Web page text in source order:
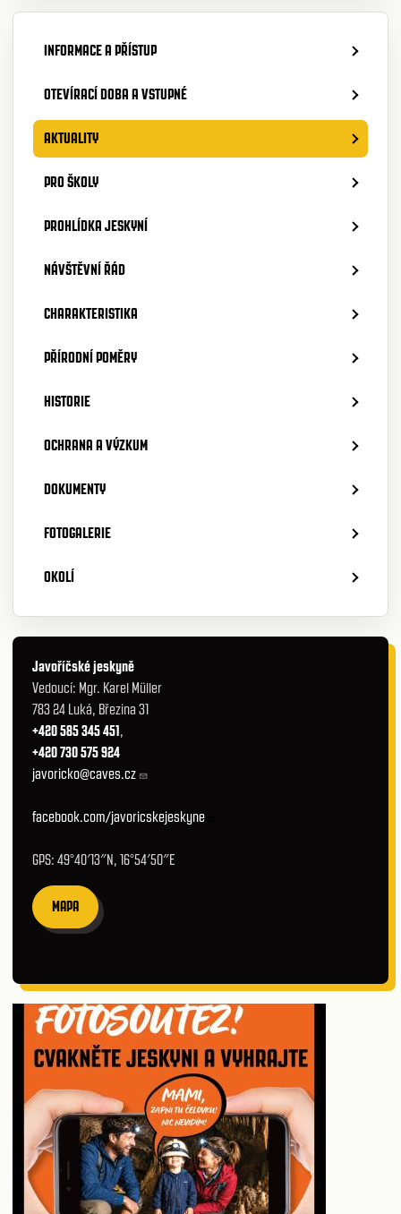
INFORMACE A PŘÍSTUP
OTEVÍRACÍ DOBA A VSTUPNÉ
AKTUALITY
PRO ŠKOLY
PROHLÍDKA JESKYNÍ
NÁVŠTĚVNÍ ŘÁD
CHARAKTERISTIKA
PŘÍRODNÍ POMĚRY
HISTORIE
OCHRANA A VÝZKUM
DOKUMENTY
FOTOGALERIE
OKOLÍ
Javoříčské jeskyně
Vedoucí: Mgr. Karel Müller
783 24 Luká, Březina 31
+420 585 345 451,
+420 730 575 924
javoricko@caves.cz
facebook.com/javoricskejeskyne
GPS: 49°40′13″N, 16°54′50″E
MAPA